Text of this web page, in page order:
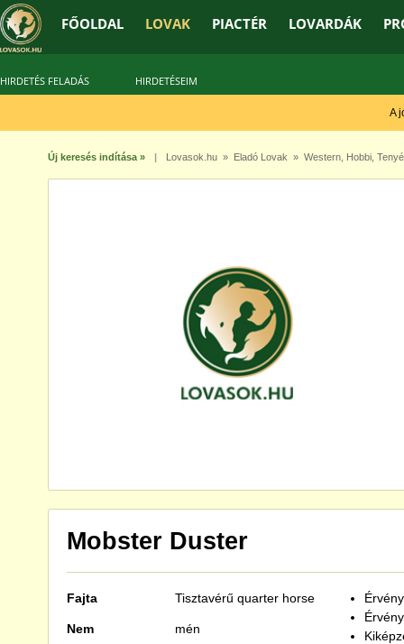
FŐOLDAL LOVAK PIACTÉR LOVARDÁK
HIRDETÉS FELADÁS HIRDETÉSEIM
A
Új keresés indítása » | Lovasok.hu» Eladó Lovak » Western, Hobbi,
Mobster Duster
Fajta Tisztavérű quarter horse
Nem mén